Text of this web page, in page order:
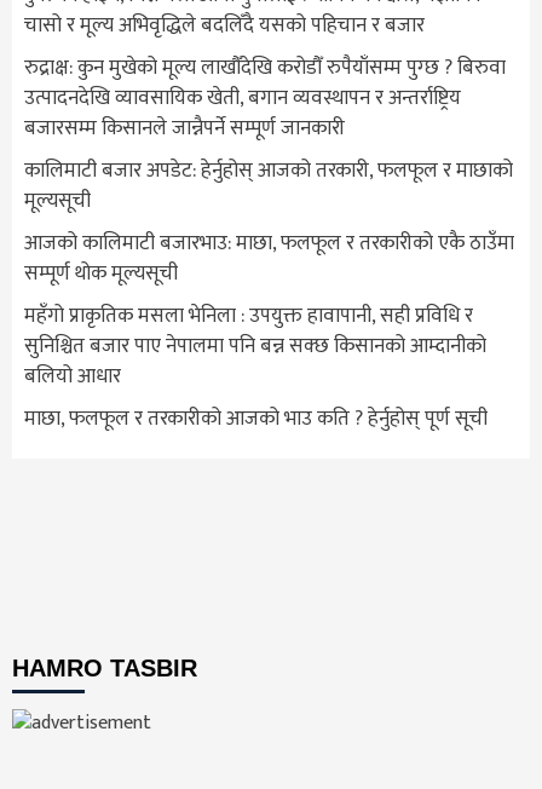
चासो र मूल्य अभिवृद्धिले बदलिँदै यसको पहिचान र बजार
रुद्राक्ष: कुन मुखेको मूल्य लाखौँदेखि करोडौँ रुपैयाँसम्म पुग्छ ? बिरुवा
उत्पादनदेखि व्यावसायिक खेती, बगान व्यवस्थापन र अन्तर्राष्ट्रिय
बजारसम्म किसानले जान्नैपर्ने सम्पूर्ण जानकारी
कालिमाटी बजार अपडेट: हेर्नुहोस् आजको तरकारी, फलफूल र माछाको
मूल्यसूची
आजको कालिमाटी बजारभाउ: माछा, फलफूल र तरकारीको एकै ठाउँमा
सम्पूर्ण थोक मूल्यसूची
महँगो प्राकृतिक मसला भेनिला : उपयुक्त हावापानी, सही प्रविधि र
सुनिश्चित बजार पाए नेपालमा पनि बन्न सक्छ किसानको आम्दानीको
बलियो आधार
माछा, फलफूल र तरकारीको आजको भाउ कति ? हेर्नुहोस् पूर्ण सूची
HAMRO TASBIR